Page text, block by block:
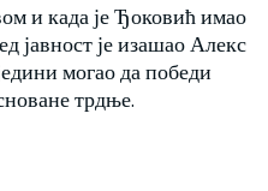
и када је Ђоковић имао
јавност је изашао Алекс
могао да победи
трдње.